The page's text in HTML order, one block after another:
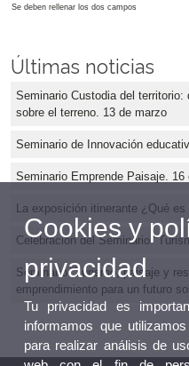
Se deben rellenar los dos campos
Últimas noticias
Seminario Custodia del
sobre el terreno. 13 de marzo
Seminario de Innovación
Seminario Emprende Paisaje. 16
La exposición itinerante ¿Qué es
Celebración del Seminario
Seminario “Turismo, paisaje y
emprendimiento para un futuro
Cookies y
privacidad
Tu privacidad es
informamos que
para realizar análisis de